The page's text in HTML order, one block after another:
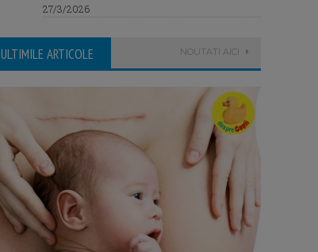
27/3/2026
ULTIMILE ARTICOLE NOUTATI AICI